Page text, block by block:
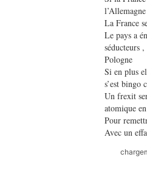
l’Allemagne
La France
Le pays a
séducteurs
Pologne
Si en plus
s’est bingo
Un frexit
atomique
Pour
Avec un